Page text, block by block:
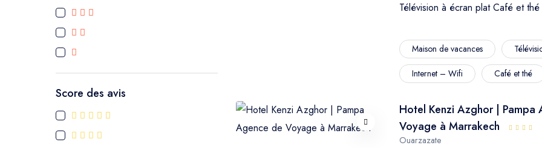
AL HOCEIMA
Score des avis
Télévision à écran plat Café et thé
Maison de vacances
Internet – Wifi Café et thé
Hotel Kenzi Azghor | Pampa
Voyage à Marrakech
Ouarzazate